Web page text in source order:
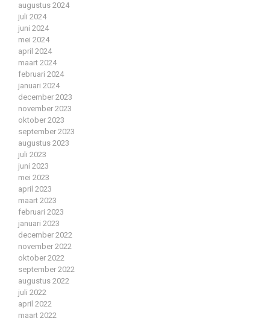
augustus 2024
juli 2024
juni 2024
mei 2024
april 2024
maart 2024
februari 2024
januari 2024
december 2023
november 2023
oktober 2023
september 2023
augustus 2023
juli 2023
juni 2023
mei 2023
april 2023
maart 2023
februari 2023
januari 2023
december 2022
november 2022
oktober 2022
september 2022
augustus 2022
juli 2022
april 2022
maart 2022